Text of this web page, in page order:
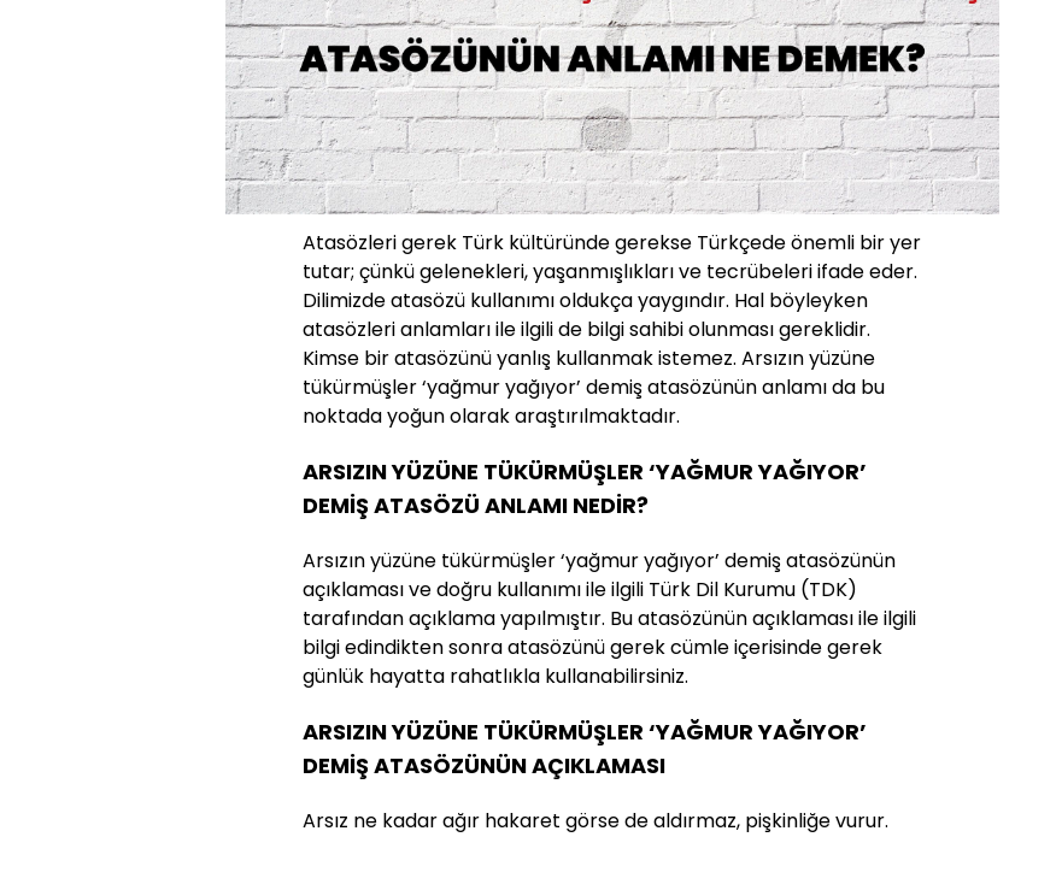
Atasözleri gerek Türk kültüründe gerekse Türkçede önemli bir yer
tutar; çünkü gelenekleri, yaşanmışlıkları ve tecrübeleri ifade eder.
Dilimizde atasözü kullanımı oldukça yaygındır. Hal böyleyken
atasözleri anlamları ile ilgili de bilgi sahibi olunması gereklidir.
Kimse bir atasözünü yanlış kullanmak istemez. Arsızın yüzüne
tükürmüşler ‘yağmur yağıyor’ demiş atasözünün anlamı da bu
noktada yoğun olarak araştırılmaktadır.
ARSIZIN YÜZÜNE TÜKÜRMÜŞLER ‘YAĞMUR YAĞIYOR’
DEMİŞ ATASÖZÜ ANLAMI NEDİR?
Arsızın yüzüne tükürmüşler ‘yağmur yağıyor’ demiş atasözünün
açıklaması ve doğru kullanımı ile ilgili Türk Dil Kurumu (TDK)
tarafından açıklama yapılmıştır. Bu atasözünün açıklaması ile ilgili
bilgi edindikten sonra atasözünü gerek cümle içerisinde gerek
günlük hayatta rahatlıkla kullanabilirsiniz.
ARSIZIN YÜZÜNE TÜKÜRMÜŞLER ‘YAĞMUR YAĞIYOR’
DEMİŞ ATASÖZÜNÜN AÇIKLAMASI
Arsız ne kadar ağır hakaret görse de aldırmaz, pişkinliğe vurur.